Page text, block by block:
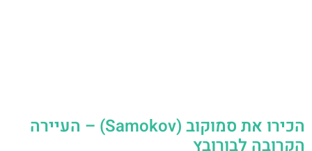
הכירו את סמוקוב (Samokov) – העיירה
הקרובה לבורובץ